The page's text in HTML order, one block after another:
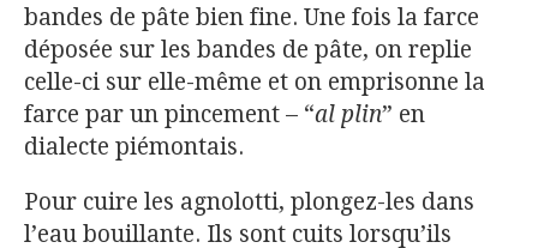
bandes de pâte bien fine. Une fois la farce
déposée sur les bandes de pâte, on replie
celle-ci sur elle-même et on emprisonne la
farce par un pincement – “al plin” en
dialecte piémontais.
Pour cuire les agnolotti, plongez-les dans
l’eau bouillante. Ils sont cuits lorsqu’ils